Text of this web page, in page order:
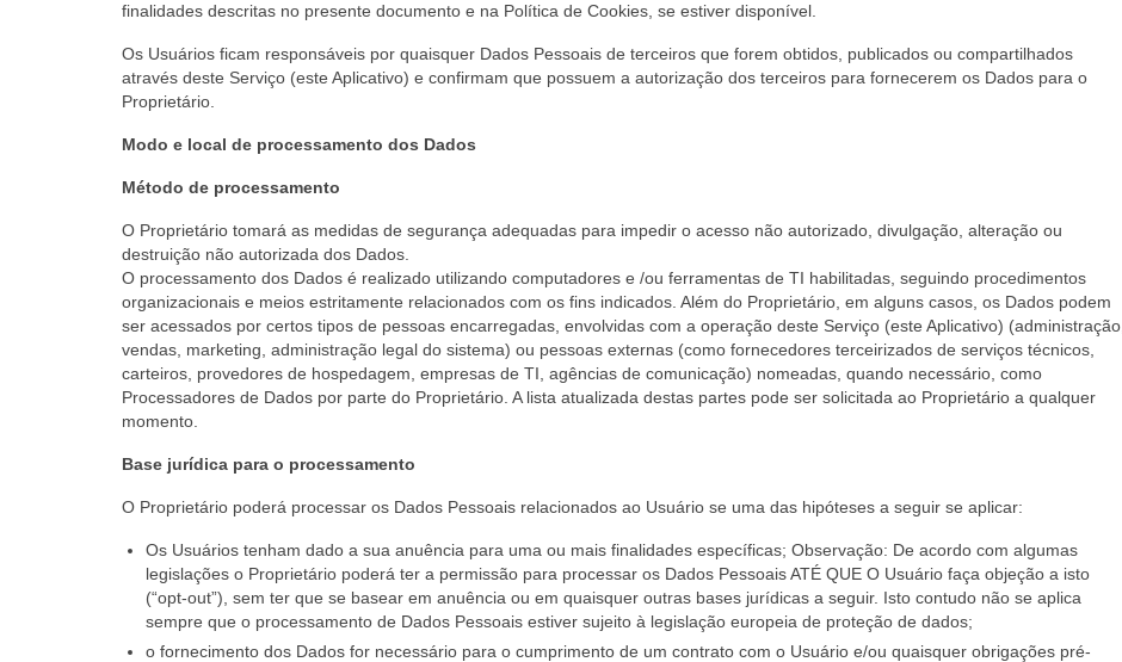
finalidades descritas no presente documento e na Política de Cookies, se estiver disponível.
Os Usuários ficam responsáveis por quaisquer Dados Pessoais de terceiros que forem obtidos, publicados ou compartilhados
através deste Serviço (este Aplicativo) e confirmam que possuem a autorização dos terceiros para fornecerem os Dados para o
Proprietário.
Modo e local de processamento dos Dados
Método de processamento
O Proprietário tomará as medidas de segurança adequadas para impedir o acesso não autorizado, divulgação, alteração ou
destruição não autorizada dos Dados.
O processamento dos Dados é realizado utilizando computadores e /ou ferramentas de TI habilitadas, seguindo procedimentos
organizacionais e meios estritamente relacionados com os fins indicados. Além do Proprietário, em alguns casos, os Dados podem
ser acessados por certos tipos de pessoas encarregadas, envolvidas com a operação deste Serviço (este Aplicativo) (administração,
vendas, marketing, administração legal do sistema) ou pessoas externas (como fornecedores terceirizados de serviços técnicos,
carteiros, provedores de hospedagem, empresas de TI, agências de comunicação) nomeadas, quando necessário, como
Processadores de Dados por parte do Proprietário. A lista atualizada destas partes pode ser solicitada ao Proprietário a qualquer
momento.
Base jurídica para o processamento
O Proprietário poderá processar os Dados Pessoais relacionados ao Usuário se uma das hipóteses a seguir se aplicar:
Os Usuários tenham dado a sua anuência para uma ou mais finalidades específicas; Observação: De acordo com algumas
legislações o Proprietário poderá ter a permissão para processar os Dados Pessoais ATÉ QUE O Usuário faça objeção a isto
(“opt-out”), sem ter que se basear em anuência ou em quaisquer outras bases jurídicas a seguir. Isto contudo não se aplica
sempre que o processamento de Dados Pessoais estiver sujeito à legislação europeia de proteção de dados;
o fornecimento dos Dados for necessário para o cumprimento de um contrato com o Usuário e/ou quaisquer obrigações pré-